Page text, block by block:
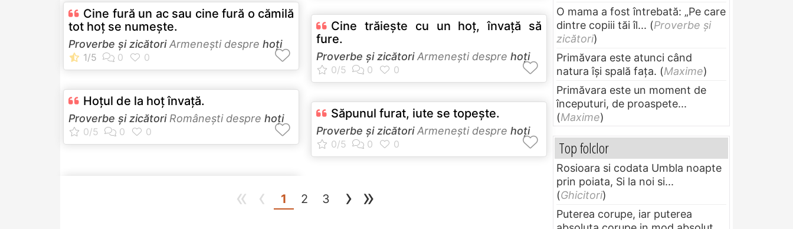
Cine fură un ac sau cine fură o cămilă
tot hoţ se numeşte.
Proverbe și zicătoriArmeneşti despre hoţi
Hoţul de la hoţ învaţă.
Proverbe și zicătoriRomâneşti despre hoţi
Cine trăieşte cu un hoţ, învaţă să
fure.
Proverbe și zicătoriArmeneşti despre hoţi
Săpunul furat, iute se topeşte.
Proverbe și zicătoriArmeneşti despre hoţi
« ‹ 1 (current)
2 3 › »
O mama a fost întrebată: „Pe care
dintre copiii tăi îl... (Proverbe și
zicători)
Primăvara este atunci când
natura își spală fața. (Maxime)
Primăvara este un moment de
începuturi, de proaspete...
(Maxime)
Top folclor
Rosioara si codata Umbla noapte
prin poiata, Si la noi si...
(Ghicitori)
Puterea corupe, iar puterea